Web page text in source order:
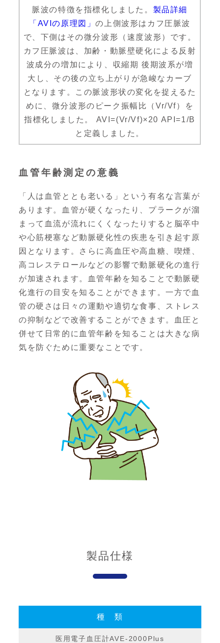
脈波の特徴を指標化しました。 製品詳細
「AVIの原理図」の上側波形はカフ圧脈波
で、下側はその微分波形（速度波形）です。
カフ圧脈波は、加齢・動脈壁硬化による反射
波成分の増加により、収縮期 後期波系が増
大し、その後の立ち上がりが急峻なカーブ
となります。この脈波形状の変化を捉えるた
めに、微分波形のピーク振幅比（Vr/Vf）を
指標化しました。 AVI=(Vr/Vf)×20 API=1/B
と定義しました。
血管年齢測定の意義
「人は血管ととも老いる」という有名な言葉が
あります。血管が硬くなったり、プラークが溜
まって血流が流れにくくなったりすると脳卒中
や心筋梗塞など動脈硬化性の疾患を引き起す原
因となります。さらに高血圧や高血糖、喫煙、
高コレステロールなどの影響で動脈硬化の進行
が加速されます。血管年齢を知ることで動脈硬
化進行の目安を知ることができます。一方で血
管の硬さは日々の運動や適切な食事、ストレス
の抑制などで改善することができます。血圧と
併せて日常的に血管年齢を知ることは大きな病
気を防ぐために重要なことです。
製品仕様
種 類
医用電子血圧計AVE-2000Plus